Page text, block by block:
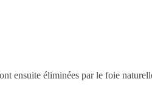
ensuite éliminées par le foie